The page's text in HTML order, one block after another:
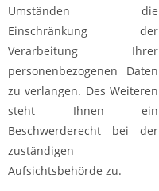
Umständen die
Einschränkung der
Verarbeitung Ihrer
personenbezogenen Daten
zu verlangen. Des Weiteren
steht Ihnen ein
Beschwerderecht bei der
zuständigen
Aufsichtsbehörde zu.